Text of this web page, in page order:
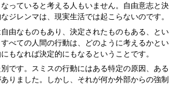
っていると考える人もいません。自由意志と決
ジレンマは、現実生活では起こらないのです。
由なものもあり、決定されたものもある、とい
べての人間の行動は、どのように考えるかとい
もなれば決定的にもなるということです。
です。スミスの行動にはある特定の原因、ある
りました。しかし、それが何か外部からの強制